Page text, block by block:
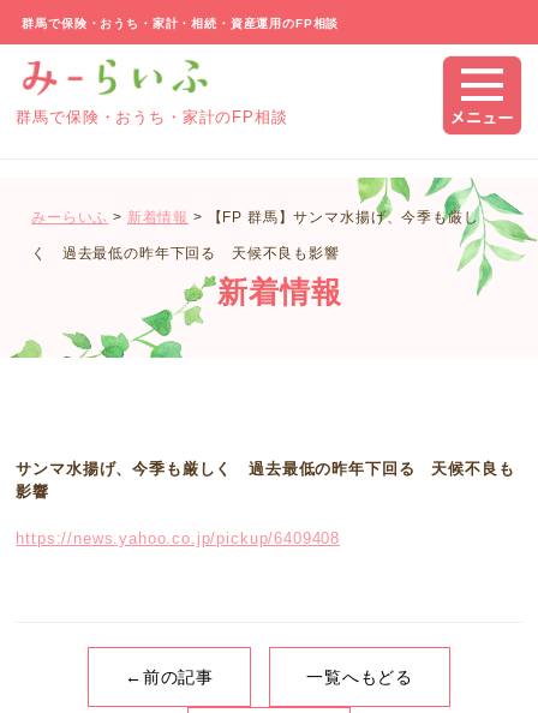
群馬で保険・おうち・家計・相続・資産運用のFP相談
群馬で保険・おうち・家計のFP相談
みーらいふ > 新着情報 > 【FP 群馬】サンマ水揚げ、今季も厳し
く 過去最低の昨年下回る 天候不良も影響
新着情報
サンマ水揚げ、今季も厳しく 過去最低の昨年下回る 天候不良も
影響
https://news.yahoo.co.jp/pickup/6409408
←前の記事 一覧へもどる